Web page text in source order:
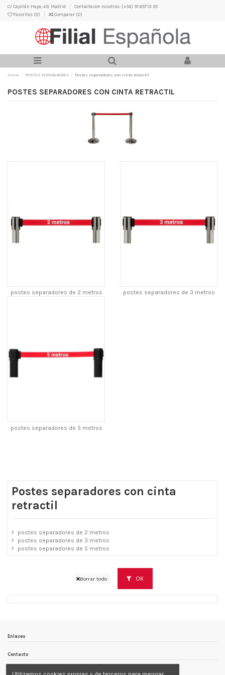
C/ Capitán Haya, 49. Madrid
Contacte con nosotros: (+34) 91 657 01 55
Favoritos (0) Comparar (0)
Inicio POSTES SEPARADORES Postes separadores con cinta retractil
POSTES SEPARADORES CON CINTA RETRACTIL
postes separadores de 2 metros postes separadores de 3 metros
postes separadores de 5 metros
Postes separadores con cinta
retractil
postes separadores de 2 metros
postes separadores de 3 metros
postes separadores de 5 metros
Borrar todo OK
Enlaces
Contacto
Follow us